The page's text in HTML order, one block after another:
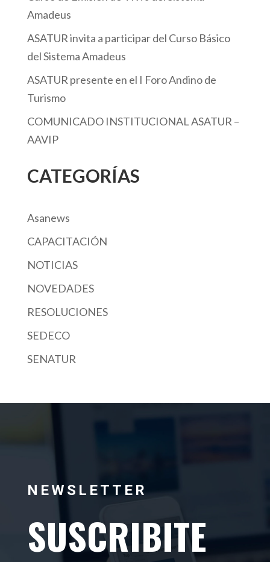
Amadeus
ASATUR invita a participar del Curso Básico
del Sistema Amadeus
ASATUR presente en el I Foro Andino de
Turismo
COMUNICADO INSTITUCIONAL ASATUR –
AAVIP
CATEGORÍAS
Asanews
CAPACITACIÓN
NOTICIAS
NOVEDADES
RESOLUCIONES
SEDECO
SENATUR
NEWSLETTER
SUSCRIBITE